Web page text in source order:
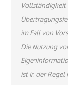
Vollständigkeit
im Fall von
Die Nutzung
ist in der Regel